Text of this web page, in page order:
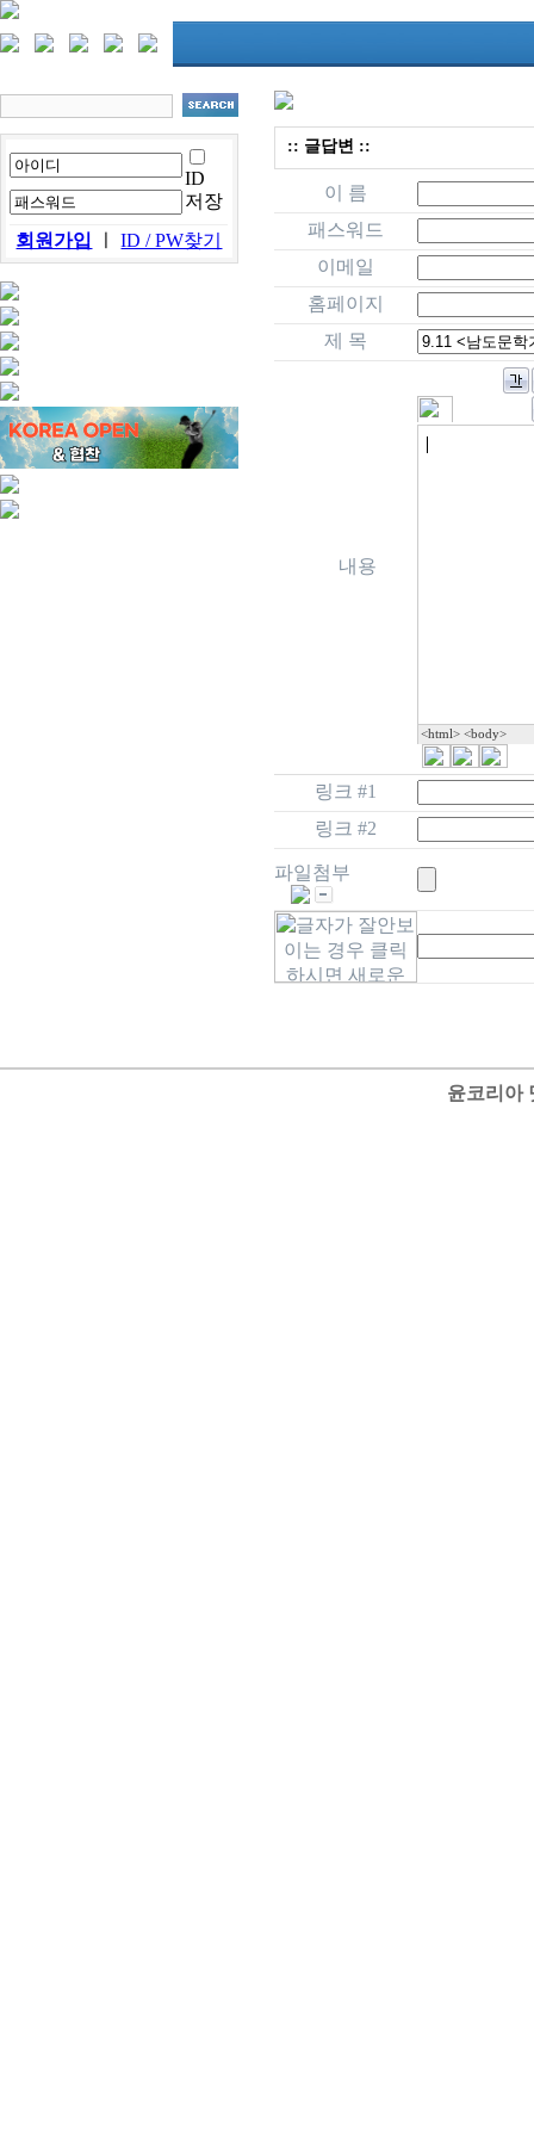
ID
저장
회원가입
ㅣID / PW찾기
:: 글답변 ::
이 름
패스워드
이메일
홈페이지
제 목
내용
<html> <body>
링크 #1
링크 #2
파일첨부
윤코리아